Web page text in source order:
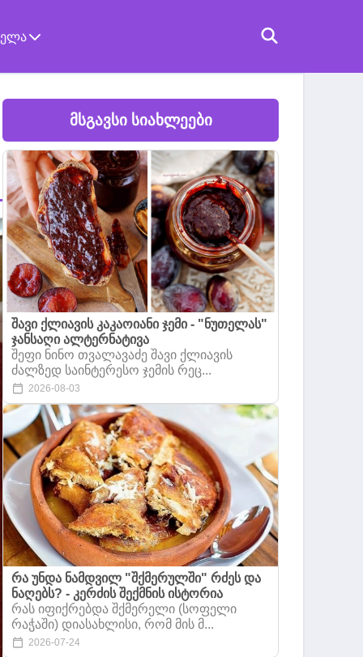
მსგავსი სიახლეები
შავი ქლიავის კაკაოიანი ჯემი - "ნუთელას"
ჯანსაღი ალტერნატივა
შეფი ნინო თვალავაძე შავი ქლიავის
ძალზედ საინტერესო ჯემის რეც...
2026-08-03
რა უნდა ნამდვილ "შქმერულში" რძეს და
ნაღებს? - კერძის შექმნის ისტორია
რას იფიქრებდა შქმერელი (სოფელი
რაჭაში) დიასახლისი, რომ მის მ...
2026-07-24